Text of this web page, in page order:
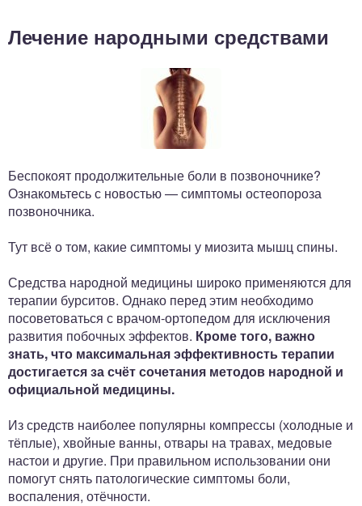
Лечение народными средствами
Беспокоят продолжительные боли в позвоночнике?
Ознакомьтесь с новостью — симптомы остеопороза
позвоночника.
Тут всё о том, какие симптомы у миозита мышц спины.
Средства народной медицины широко применяются для
терапии бурситов. Однако перед этим необходимо
посоветоваться с врачом-ортопедом для исключения
развития побочных эффектов. Кроме того, важно
знать, что максимальная эффективность терапии
достигается за счёт сочетания методов народной и
официальной медицины.
Из средств наиболее популярны компрессы (холодные и
тёплые), хвойные ванны, отвары на травах, медовые
настои и другие. При правильном использовании они
помогут снять патологические симптомы боли,
воспаления, отёчности.